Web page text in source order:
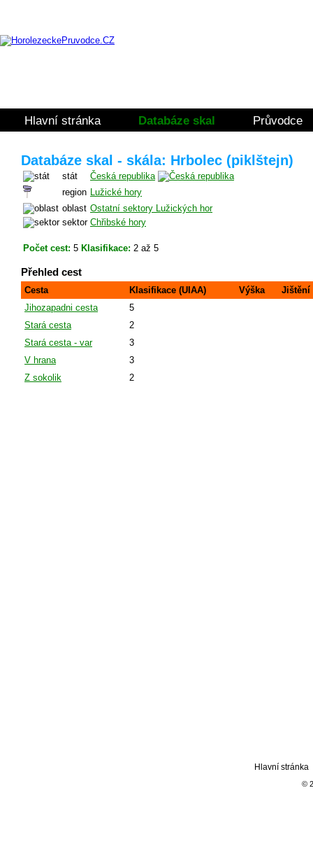
Hlavní stránka Databáze skal Průvodce
Databáze skal - skála: Hrbolec (piklštejn)
stát
Česká republika
region Lužické hory
oblast Ostatní sektory Lužických hor
sektor Chřibské hory
Počet cest: 5 Klasifikace: 2 až 5
Přehled cest
Cesta Klasifikace (UIAA) Výška
Jištění
Jihozapadni cesta
5
Stará cesta
2
Stará cesta - var
3
V hrana
3
Z sokolik
2
Hlavní stránka
©